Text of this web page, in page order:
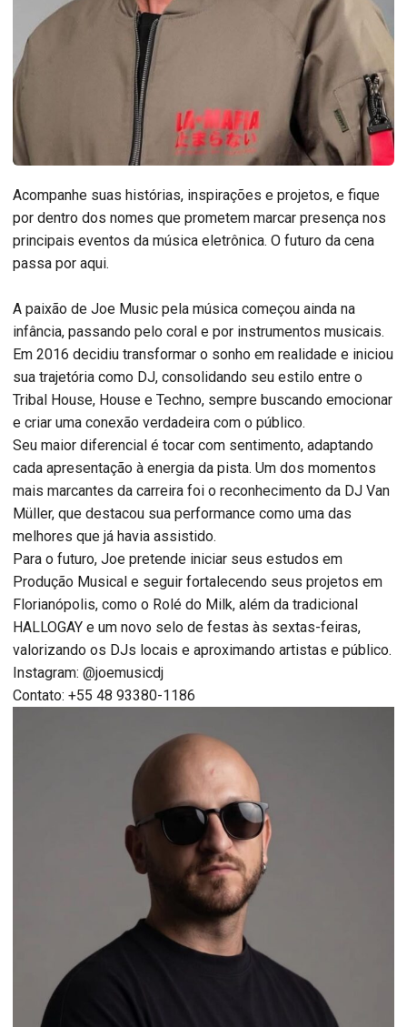
Acompanhe suas histórias, inspirações e projetos, e fique
por dentro dos nomes que prometem marcar presença nos
principais eventos da música eletrônica. O futuro da cena
passa por aqui.
A paixão de Joe Music pela música começou ainda na
infância, passando pelo coral e por instrumentos musicais.
Em 2016 decidiu transformar o sonho em realidade e iniciou
sua trajetória como DJ, consolidando seu estilo entre o
Tribal House, House e Techno, sempre buscando emocionar
e criar uma conexão verdadeira com o público.
Seu maior diferencial é tocar com sentimento, adaptando
cada apresentação à energia da pista. Um dos momentos
mais marcantes da carreira foi o reconhecimento da DJ Van
Müller, que destacou sua performance como uma das
melhores que já havia assistido.
Para o futuro, Joe pretende iniciar seus estudos em
Produção Musical e seguir fortalecendo seus projetos em
Florianópolis, como o Rolé do Milk, além da tradicional
HALLOGAY e um novo selo de festas às sextas-feiras,
valorizando os DJs locais e aproximando artistas e público.
Instagram: @joemusicdj
Contato: +55 48 93380-1186